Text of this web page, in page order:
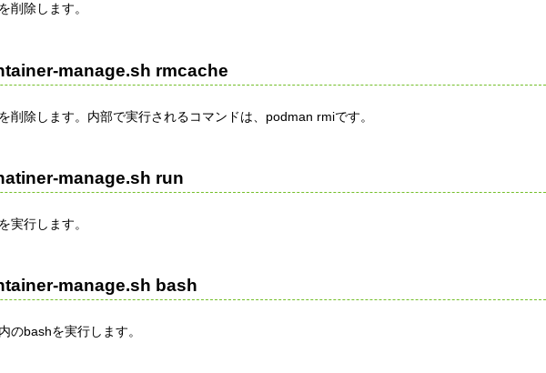
削除します。
manage.sh rmcache
削除します。内部で実行されるコマンドは、podman rmiです。
manage.sh run
実行します。
manage.sh bash
のbashを実行します。